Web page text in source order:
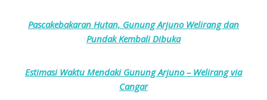
Pascakebakaran Hutan, Gunung Arjuno Welirang dan
Pundak Kembali Dibuka
Estimasi Waktu Mendaki Gunung Arjuno – Welirang via
Cangar